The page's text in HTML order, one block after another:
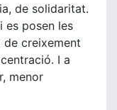
de solidaritat.
es posen les
de creixement
I a
menor